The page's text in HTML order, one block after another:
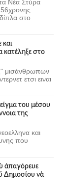
Νέα Στύρα
56χρονης
στο
και
κατέληξε στο
μισάνθρωπων
ετσι ειναι
του μέσου
της
και
που
ἀπαγόρευε
Δημοσίου νὰ